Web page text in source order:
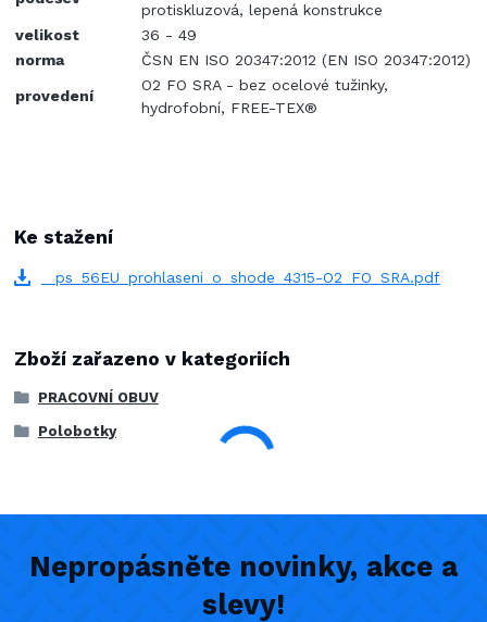
protiskluzová, lepená konstrukce
velikost
36 - 49
norma
ČSN EN ISO 20347:2012 (EN ISO 20347:2012)
provedení
O2 FO SRA - bez ocelové tužinky,
hydrofobní, FREE-TEX®
Ke stažení
_ps_56EU_prohlaseni_o_shode_4315-O2_FO_SRA.pdf
Zboží zařazeno v kategoriích
PRACOVNÍ OBUV
Polobotky
Nepropásněte novinky, akce a
slevy!